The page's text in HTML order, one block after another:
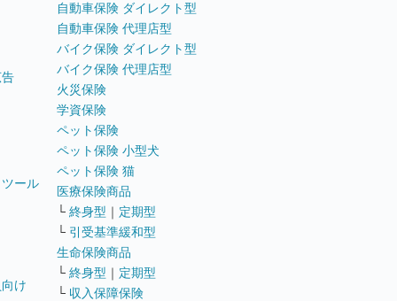
ール
け
自動車保険 ダイレクト型
自動車保険 代理店型
バイク保険 ダイレクト型
バイク保険 代理店型
火災保険
学資保険
ペット保険
ペット保険 小型犬
ペット保険 猫
医療保険商品
└ 終身型 ｜ 定期型
└ 引受基準緩和型
生命保険商品
└ 終身型 ｜ 定期型
└ 収入保障保険